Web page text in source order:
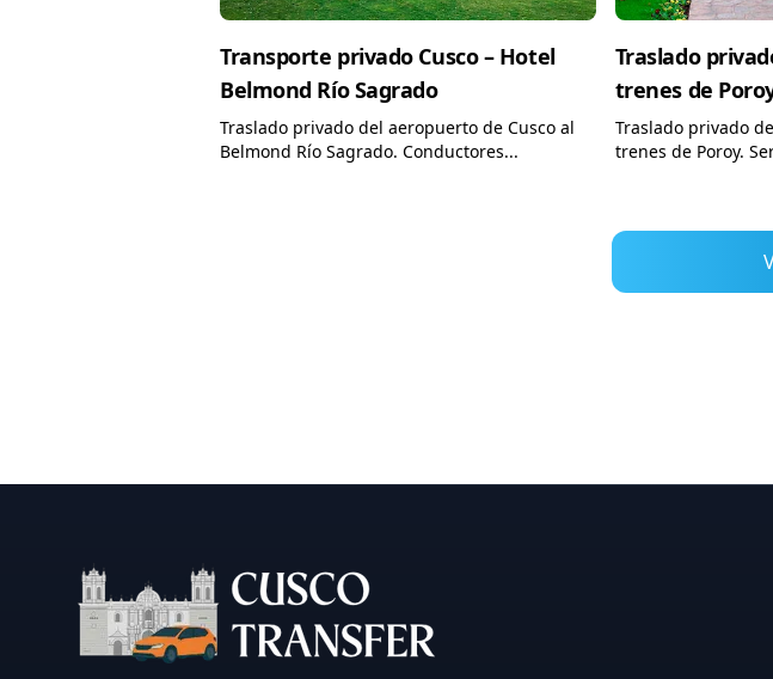
Transporte privado Cusco – Hotel
Belmond Río Sagrado
Traslado privado del aeropuerto de Cusco al
Belmond Río Sagrado. Conductores...
Traslado
trenes de
Traslado privado
trenes de Poroy.